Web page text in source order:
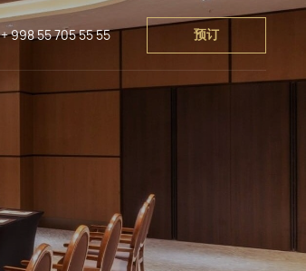
+ 998 55 705 55 55 预订
Stars of Ulugbek
Lia! by Minyoun
Stars of Ulugbek
Wellness Park
Hotel Turon
SPA & Wellness
节日与文化娱乐活动